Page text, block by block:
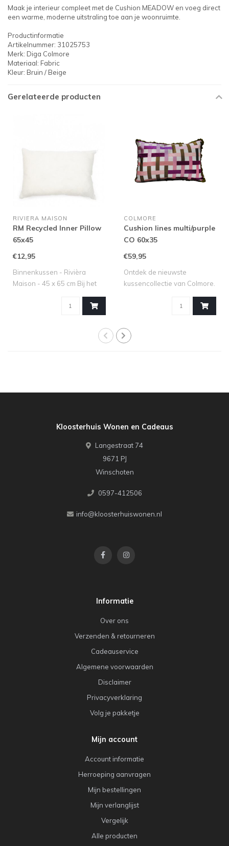
Maak je interieur compleet met de Cushion MEADOW en voeg direct
een warme, moderne uitstraling toe aan je woonruimte.
Productinformatie
Artikelnummer: 31025753
Merk: Diga Colmore
Materiaal: Fabric
Kleur: Bruin / Beige
Gerelateerde producten
RIVIERA MAISON
RM Recycled Inner Pillow
65x45
€12,95
Binnenkussen - Rivièra
Maison - 45 x 65 cm Bij het
COLMORE
Cushion lines multi/purple
CO 60x35
€59,95
Ontdek de nieuwste
kussencollectie van Colmore.
Kloosterhuis Wonen en Cadeaus
Langestraat 74
9671 PJ
Winschoten
0597-412506
info@kloosterhuiswonen.nl
Informatie
Over ons
Verzenden & retourneren
Cadeauservice
Algemene voorwaarden
Disclaimer
Privacyverklaring
Volg je pakketje
Mijn account
Account informatie
Herroeping aanvragen
Mijn bestellingen
Mijn verlanglijst
Vergelijk
Alle producten